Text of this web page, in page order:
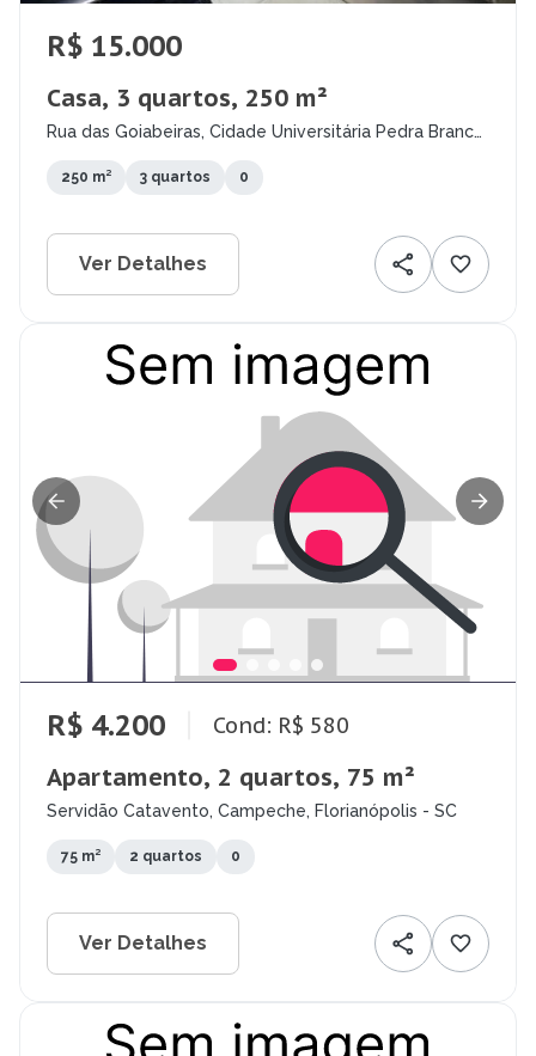
R$ 15.000
Casa, 3 quartos, 250 m²
Rua das Goiabeiras, Cidade Universitária Pedra Branca,
250 m² 3 quartos 0
Ver Detalhes
R$ 4.200 Cond: R$ 580
Apartamento, 2 quartos, 75 m²
Servidão Catavento, Campeche, Florianópolis - SC
75 m² 2 quartos 0
Ver Detalhes